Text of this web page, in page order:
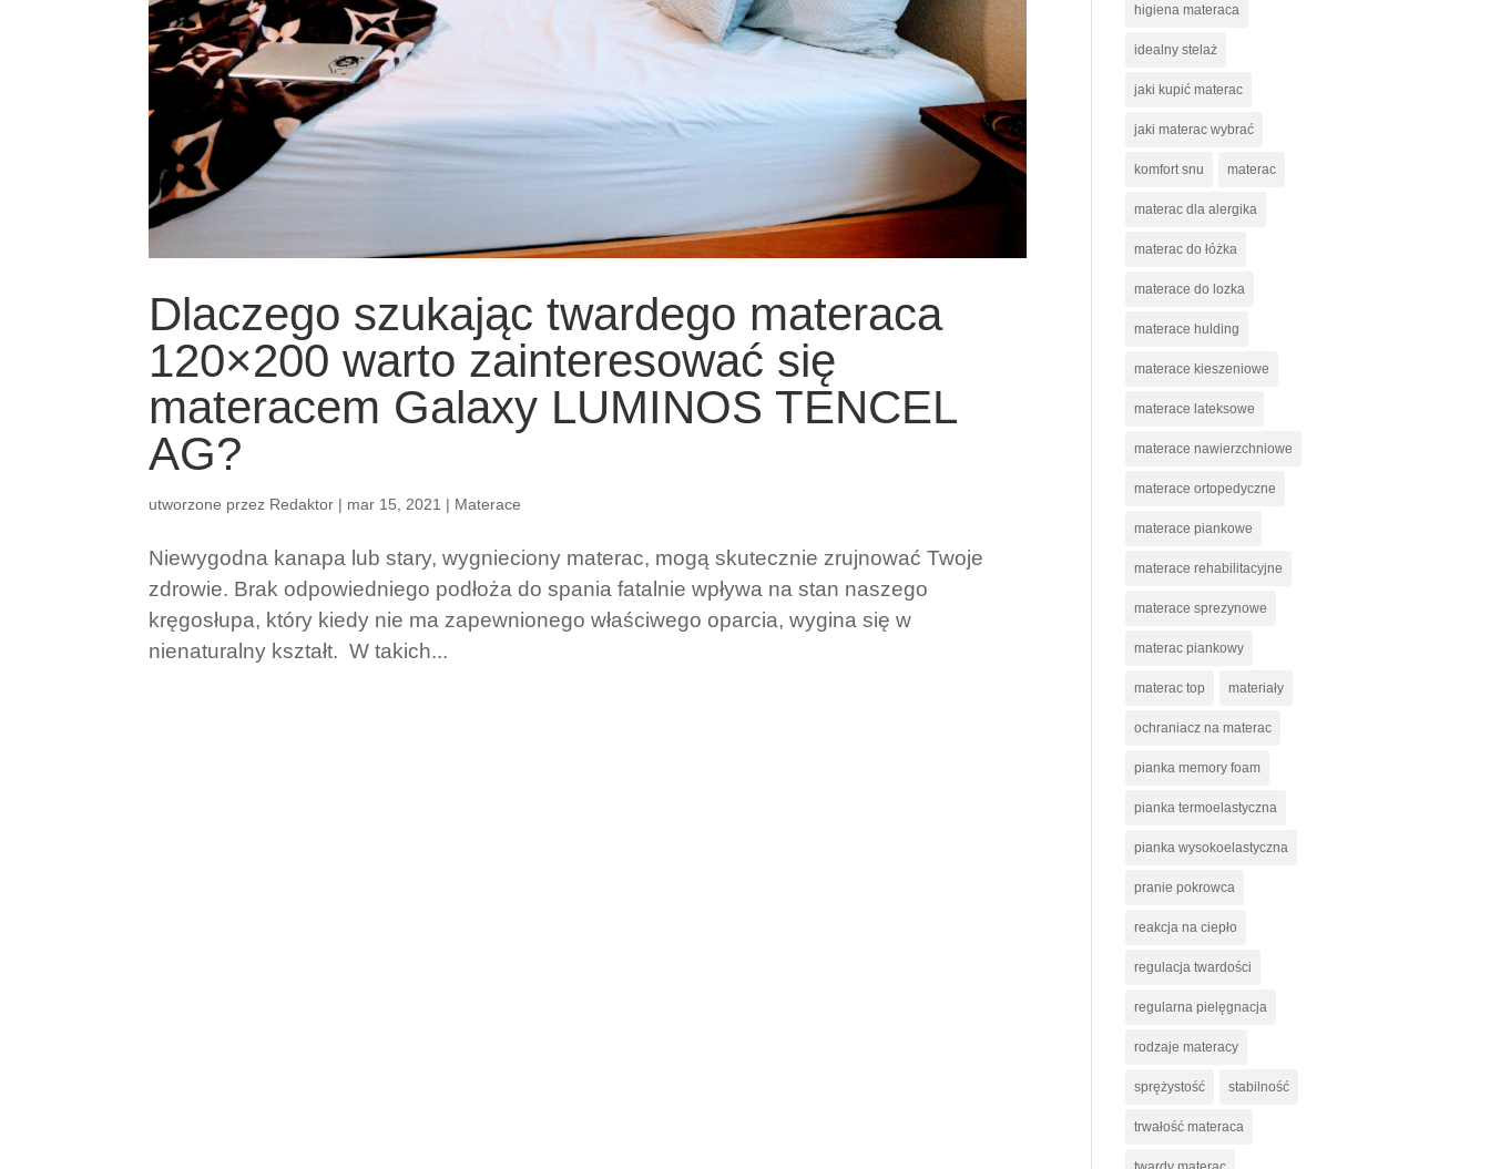
Dlaczego szukając twardego materaca
120×200 warto zainteresować się
materacem Galaxy LUMINOS TENCEL
AG?
utworzone przez Redaktor | mar 15, 2021 | Materace
Niewygodna kanapa lub stary, wygnieciony materac, mogą skutecznie zrujnować Twoje
zdrowie. Brak odpowiedniego podłoża do spania fatalnie wpływa na stan naszego
kręgosłupa, który kiedy nie ma zapewnionego właściwego oparcia, wygina się w
nienaturalny kształt. W takich...
higiena materaca
idealny stelaż
jaki kupić materac
jaki materac wybrać
komfort snu materac
materac dla alergika
materac do łóżka
materace do lozka
materace hulding
materace kieszeniowe
materace lateksowe
materace nawierzchniowe
materace ortopedyczne
materace piankowe
materace rehabilitacyjne
materace sprezynowe
materac piankowy
materac top materiały
ochraniacz na materac
pianka memory foam
pianka termoelastyczna
pianka wysokoelastyczna
pranie pokrowca
reakcja na ciepło
regulacja twardości
regularna pielęgnacja
rodzaje materacy
sprężystość stabilność
trwałość materaca